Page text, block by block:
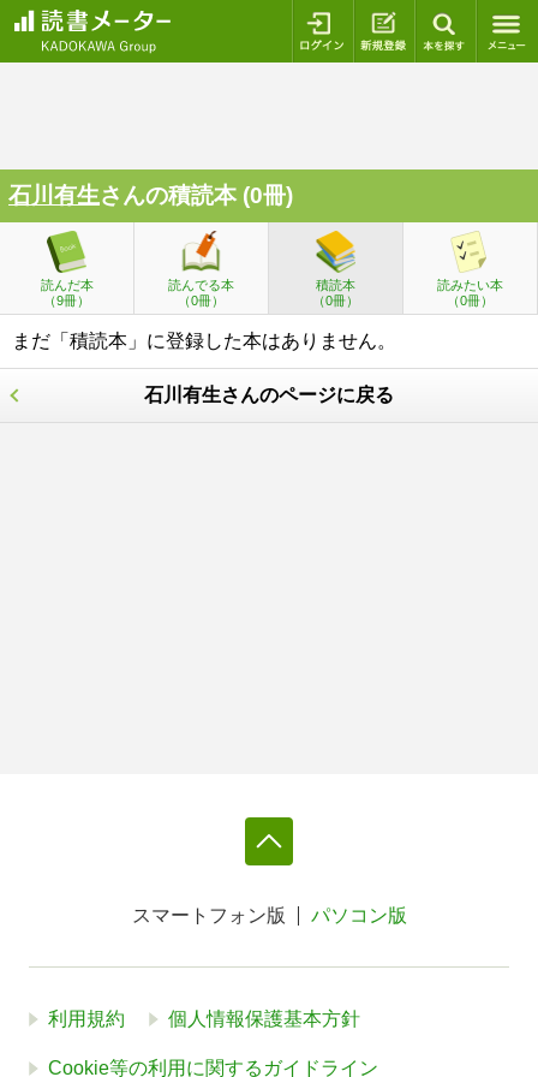
ログイン 新規登録
石川有生さんの積読本 (0冊)
読んだ本
（9冊）
読んでる本
（0冊）
積読本
（0冊）
読みたい本
（0冊）
まだ「積読本」に登録した本はありません。
石川有生さんのページに戻る
スマートフォン版 パソコン版
利用規約 個人情報保護基本方針
Cookie等の利用に関するガイドライン